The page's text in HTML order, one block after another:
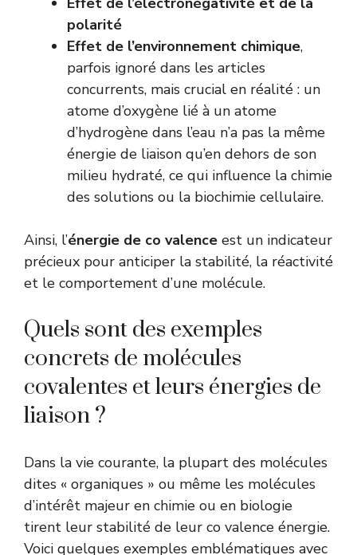
polarité
Effet de l’environnement chimique,
parfois ignoré dans les articles
concurrents, mais crucial en réalité : un
atome d’oxygène lié à un atome
d’hydrogène dans l’eau n’a pas la même
énergie de liaison qu’en dehors de son
milieu hydraté, ce qui influence la chimie
des solutions ou la biochimie cellulaire.
Ainsi, l’énergie de co valence est un indicateur
précieux pour anticiper la stabilité, la réactivité
et le comportement d’une molécule.
Quels sont des exemples
concrets de molécules
covalentes et leurs énergies de
liaison ?
Dans la vie courante, la plupart des molécules
dites « organiques » ou même les molécules
d’intérêt majeur en chimie ou en biologie
tirent leur stabilité de leur co valence énergie.
Voici quelques exemples emblématiques avec